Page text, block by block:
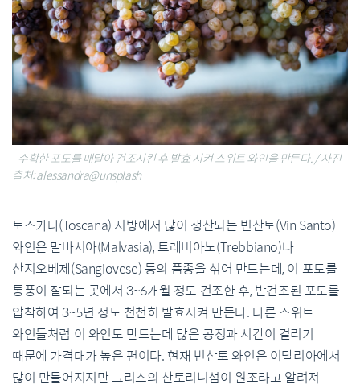
수확한 포도를 매달아 건조시킨 후 발효 시켜 스위트 와인을 만든다. / 사진
출처: alessandra@unsplash
토스카나(Toscana) 지방에서 많이 생산되는 빈산토(Vin Santo)
와인은 말바시아(Malvasia), 트레비아노(Trebbiano)나
산지오베제(Sangiovese) 등의 품종을 섞어 만드는데, 이 포도를
통풍이 잘되는 곳에서 3~6개월 정도 건조한 후, 반건조된 포도를
압착하여 3~5년 정도 천천히 발효시켜 만든다. 다른 스위트
와인들처럼 이 와인도 만드는데 많은 공정과 시간이 걸리기
때문에 가격대가 높은 편이다. 현재 빈산토 와인은 이탈리아에서
많이 만들어지지만 그리스의 산토리니섬이 원조라고 알려져